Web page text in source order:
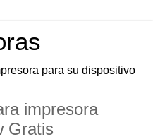
para su dispositivo
impresora
Gratis